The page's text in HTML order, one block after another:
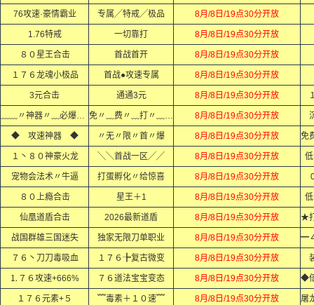
76攻速·豪情霸业 专属╱特戒╱极品 8月/8日/19点30分开放
1.76特戒 一切靠打 8月/8日/19点30分开放
８０星王合击 首战首开 8月/8日/19点30分开放
１７６龙魂小极品 首战●攻速专属 8月/8日/19点30分开放
3元合击 通通3元 8月/8日/19点30分开放
﹏﹏〃神器〃﹏必爆〃充值﹏﹏ 免〃﹏费〃﹏打〃﹏顶〃﹏赞〃 8月/8日/19点30分开放
◆ 攻速神器 ◆ 〃无〃限〃首〃爆 8月/8日/19点30分开放
１丶８０神豪火龙 ╲╲首战一区╱╱ 8月/8日/19点30分开放
宠物会法术〃牛逼 打蛋孵化〃给惊喜 8月/8日/19点30分开放
８０上瘾合击 星王＋1 8月/8日/19点30分开放
仙凰道盾合击 2026最新道盾 8月/8日/19点30分开放
战国群雄三国迷失 独家无限刀单职业 8月/8日/19点30分开放
７６丶刀刀毒吸血 １７６╊复古微变 8月/8日/19点30分开放
⒈７６攻速+666% ７６道法宝宝变态 8月/8日/19点30分开放
１７６元素+５ ﹌毒素＋１０速﹌ 8月/8日/19点30分开放